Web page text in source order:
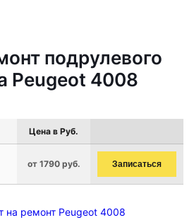
подрулевого
Peugeot 4008
Цена в Руб.
от 1790 руб. Записаться
на ремонт Peugeot 4008